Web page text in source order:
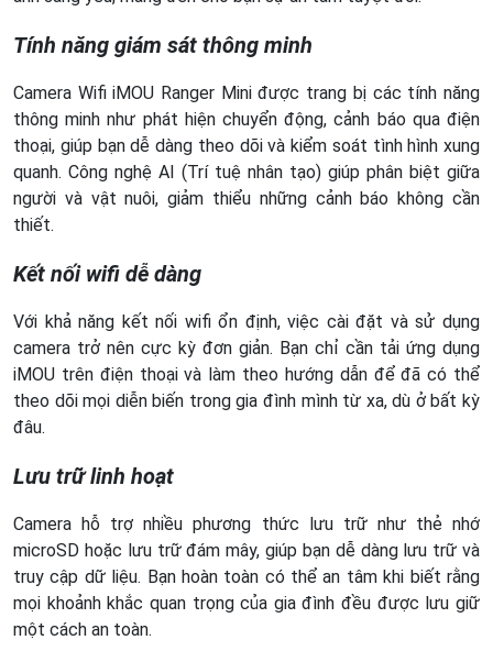
Tính năng giám sát thông minh
Camera Wifi iMOU Ranger Mini được trang bị các tính năng
thông minh như phát hiện chuyển động, cảnh báo qua điện
thoại, giúp bạn dễ dàng theo dõi và kiểm soát tình hình xung
quanh. Công nghệ AI (Trí tuệ nhân tạo) giúp phân biệt giữa
người và vật nuôi, giảm thiểu những cảnh báo không cần
thiết.
Kết nối wifi dễ dàng
Với khả năng kết nối wifi ổn định, việc cài đặt và sử dụng
camera trở nên cực kỳ đơn giản. Bạn chỉ cần tải ứng dụng
iMOU trên điện thoại và làm theo hướng dẫn để đã có thể
theo dõi mọi diễn biến trong gia đình mình từ xa, dù ở bất kỳ
đâu.
Lưu trữ linh hoạt
Camera hỗ trợ nhiều phương thức lưu trữ như thẻ nhớ
microSD hoặc lưu trữ đám mây, giúp bạn dễ dàng lưu trữ và
truy cập dữ liệu. Bạn hoàn toàn có thể an tâm khi biết rằng
mọi khoảnh khắc quan trọng của gia đình đều được lưu giữ
một cách an toàn.